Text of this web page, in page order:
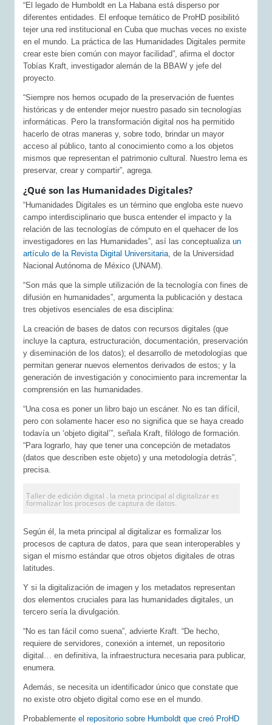
“El legado de Humboldt en La Habana está disperso por
diferentes entidades. El enfoque temático de ProHD posibilitó
tejer una red institucional en Cuba que muchas veces no existe
en el mundo. La práctica de las Humanidades Digitales permite
crear este bien común con mayor facilidad”, afirma el doctor
Tobías Kraft, investigador alemán de la BBAW y jefe del
proyecto.
“Siempre nos hemos ocupado de la preservación de fuentes
históricas y de entender mejor nuestro pasado sin tecnologías
informáticas. Pero la transformación digital nos ha permitido
hacerlo de otras maneras y, sobre todo, brindar un mayor
acceso al público, tanto al conocimiento como a los objetos
mismos que representan el patrimonio cultural. Nuestro lema es
preservar, crear y compartir”, agrega.
¿Qué son las Humanidades Digitales?
“Humanidades Digitales es un término que engloba este nuevo
campo interdisciplinario que busca entender el impacto y la
relación de las tecnologías de cómputo en el quehacer de los
investigadores en las Humanidades”, así las conceptualizaun
artículo de la Revista Digital Universitaria, de la Universidad
Nacional Autónoma de México (UNAM).
“Son más que la simple utilización de la tecnología con fines de
difusión en humanidades”, argumenta la publicación y destaca
tres objetivos esenciales de esa disciplina:
La creación de bases de datos con recursos digitales (que
incluye la captura, estructuración, documentación, preservación
y diseminación de los datos); el desarrollo de metodologías que
permitan generar nuevos elementos derivados de estos; y la
generación de investigación y conocimiento para incrementar la
comprensión en las humanidades.
“Una cosa es poner un libro bajo un escáner. No es tan difícil,
pero con solamente hacer eso no significa que se haya creado
todavía un ‘objeto digital’”, señala Kraft, filólogo de formación.
“Para lograrlo, hay que tener una concepción de metadatos
(datos que describen este objeto) y una metodología detrás”,
precisa.
Taller de edición digital . la meta principal al digitalizar es
formalizar los procesos de captura de datos.
Según él, la meta principal al digitalizar es formalizar los
procesos de captura de datos, para que sean interoperables y
sigan el mismo estándar que otros objetos digitales de otras
latitudes.
Y si la digitalización de imagen y los metadatos representan
dos elementos cruciales para las humanidades digitales, un
tercero sería la divulgación.
“No es tan fácil como suena”, advierte Kraft. “De hecho,
requiere de servidores, conexión a internet, un repositorio
digital… en definitiva, la infraestructura necesaria para publicar,
enumera.
Además, se necesita un identificador único que constate que
no existe otro objeto digital como ese en el mundo.
Probablementeel repositorio sobre Humboldt que creó ProHD